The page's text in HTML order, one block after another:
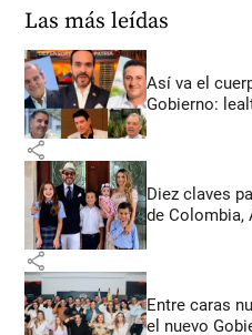
Las más leídas
Así va el
Gobierno:
share
Diez claves
de Colombia,
share
Entre caras
el nuevo